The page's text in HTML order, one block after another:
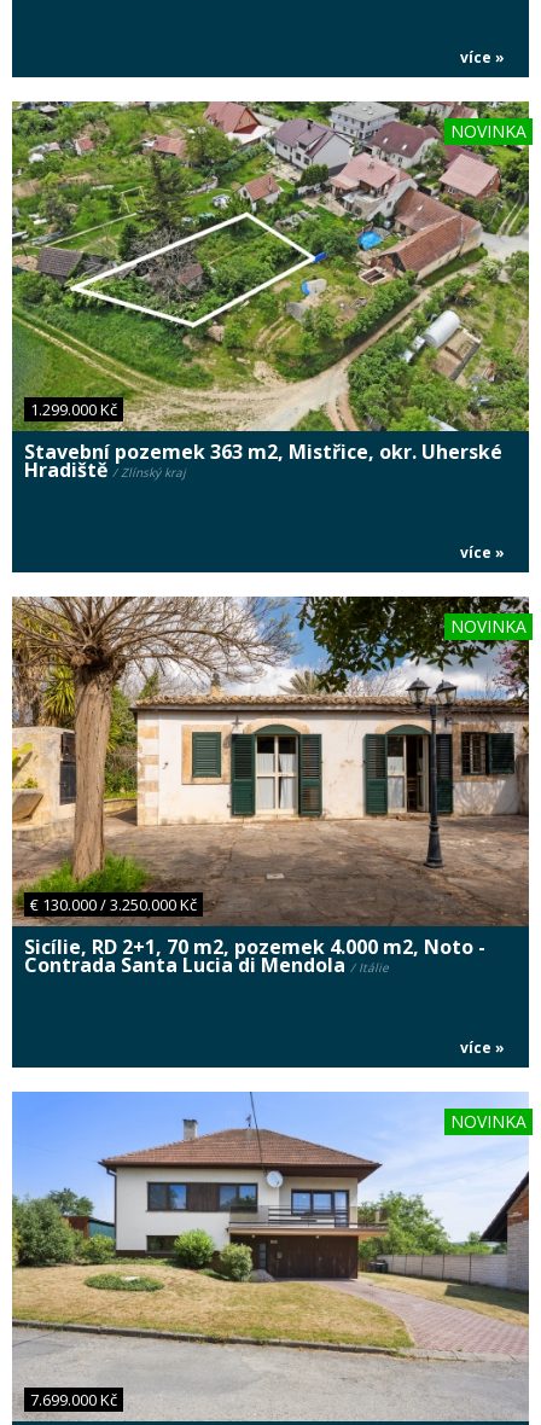
více »
1.299.000 Kč
NOVINKA
Stavební pozemek 363 m2, Mistřice, okr. Uherské
Hradiště / Zlínský kraj
více »
€ 130.000 / 3.250.000 Kč
NOVINKA
Sicílie, RD 2+1, 70 m2, pozemek 4.000 m2, Noto -
Contrada Santa Lucia di Mendola / Itálie
více »
7.699.000 Kč
NOVINKA